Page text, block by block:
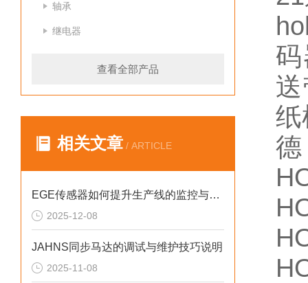
轴承
继电器
查看全部产品
相关文章 / ARTICLE
EGE传感器如何提升生产线的监控与管理效率？
2025-12-08
JAHNS同步马达的调试与维护技巧说明
2025-11-08
纸